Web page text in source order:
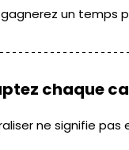
un temps
chaque
ne signifie pas